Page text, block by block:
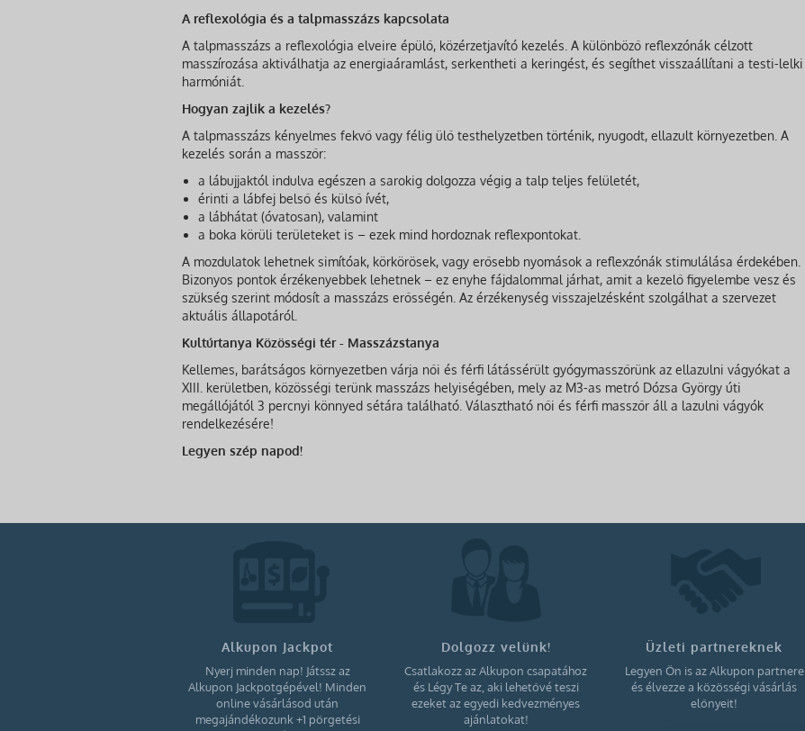
A reflexológia és a talpmasszázs kapcsolata
A talpmasszázs a reflexológia elveire épülő, közérzetjavító kezelés. A különböző reflexzónák célzott
masszírozása aktiválhatja az energiaáramlást, serkentheti a keringést, és segíthet visszaállítani a testi-lelki
harmóniát.
Hogyan zajlik a kezelés?
A talpmasszázs kényelmes fekvő vagy félig ülő testhelyzetben történik, nyugodt, ellazult környezetben. A
kezelés során a masszőr:
a lábujjaktól indulva egészen a sarokig dolgozza végig a talp teljes felületét,
érinti a lábfej belső és külső ívét,
a lábhátat (óvatosan), valamint
a boka körüli területeket is – ezek mind hordoznak reflexpontokat.
A mozdulatok lehetnek simítóak, körkörösek, vagy erősebb nyomások a reflexzónák stimulálása érdekében.
Bizonyos pontok érzékenyebbek lehetnek – ez enyhe fájdalommal járhat, amit a kezelő figyelembe vesz és
szükség szerint módosít a masszázs erősségén. Az érzékenység visszajelzésként szolgálhat a szervezet
aktuális állapotáról.
Kultúrtanya Közösségi tér - Masszázstanya
Kellemes, barátságos környezetben várja női és férfi látássérült gyógymasszőrünk az ellazulni vágyókat a
XIII. kerületben, közösségi terünk masszázs helyiségében, mely az M3-as metró Dózsa György úti
megállójától 3 percnyi könnyed sétára található. Választható női és férfi masszőr áll a lazulni vágyók
rendelkezésére!
Legyen szép napod!
Alkupon Jackpot
Nyerj minden nap! Játssz az
Alkupon Jackpotgépével! Minden
online vásárlásod után
megajándékozunk +1 pörgetési
Dolgozz velünk!
Csatlakozz az Alkupon csapatához
és Légy Te az, aki lehetővé teszi
ezeket az egyedi kedvezményes
ajánlatokat!
Üzleti partnereknek
Legyen Ön is az Alkupon partnere
és élvezze a közösségi vásárlás
előnyeit!